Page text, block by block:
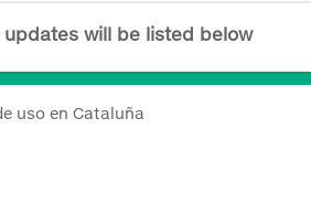
updates will be listed below
uso en Cataluña